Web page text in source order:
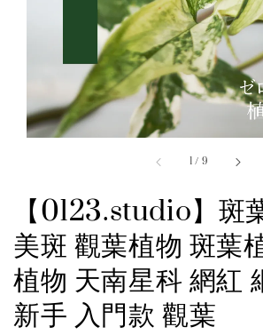
1 / 9
【0123.studio】斑
美斑 觀葉植物 斑葉
植物 天南星科 網紅
新手 入門款 觀葉